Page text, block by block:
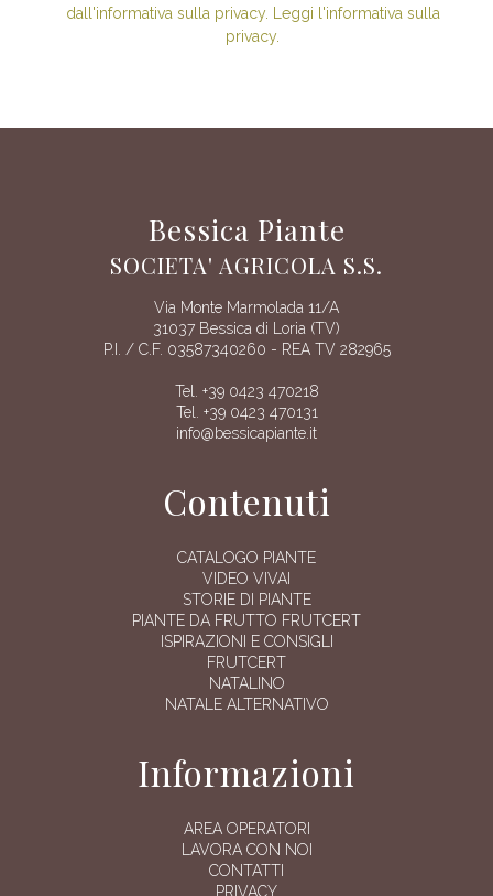
dall'informativa sulla privacy. Leggi l'informativa sulla
privacy.
Bessica Piante
SOCIETA' AGRICOLA S.S.
Via Monte Marmolada 11/A
31037 Bessica di Loria (TV)
P.I. / C.F. 03587340260 - REA TV 282965
Tel. +39 0423 470218
Tel. +39 0423 470131
info@bessicapiante.it
Contenuti
CATALOGO PIANTE
VIDEO VIVAI
STORIE DI PIANTE
PIANTE DA FRUTTO FRUTCERT
ISPIRAZIONI E CONSIGLI
FRUTCERT
NATALINO
NATALE ALTERNATIVO
Informazioni
AREA OPERATORI
LAVORA CON NOI
CONTATTI
PRIVACY